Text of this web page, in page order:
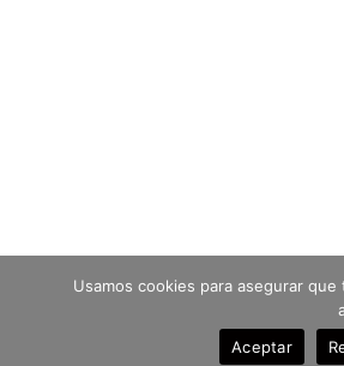
Usamos cookies para asegurar
Aceptar